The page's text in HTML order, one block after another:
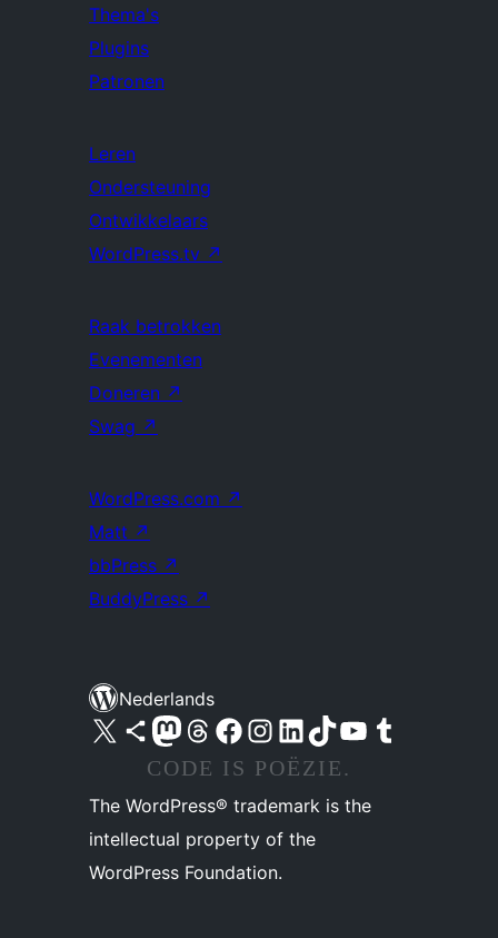
Thema's
Plugins
Patronen
Leren
Ondersteuning
Ontwikkelaars
WordPress.tv ↗
Raak betrokken
Evenementen
Doneren ↗
Swag ↗
WordPress.com ↗
Matt ↗
bbPress ↗
BuddyPress ↗
Nederlands
Bezoek ons X (voorheen Twitter) account
Bezoek ons Bluesky account
Bezoek ons Mastodon account
Bezoek ons Threads account
Onze Facebook pagina bezoeken
Bezoek ons Instagram account
Bezoek ons LinkedIn account
Bezoek ons TikTok account
Bezoek ons YouTube kanaalBezoek ons Tumblr account
CODE IS POËZIE.
The WordPress® trademark is the
intellectual property of the
WordPress Foundation.